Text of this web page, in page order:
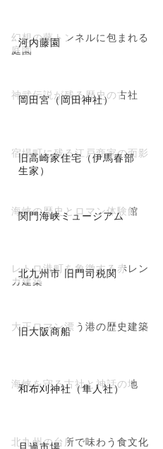
河内藤園
幻想の藤トンネルに包まれる
庭園
岡田宮（岡田神社）
神武伝説が残る歴史の古社
旧高崎家住宅（伊馬春部
生家）
宿場町に残る江戸商家の面影
関門海峡ミュージアム
海峡の歴史とロマン体験館
北九州市 旧門司税関
レトロ港町を象徴する赤レン
ガ建築
旧大阪商船
大正ロマン漂う港の歴史建築
和布刈神社（隼人社）
海峡を守る古社と神話の地
北九州の台所で味わう食文化